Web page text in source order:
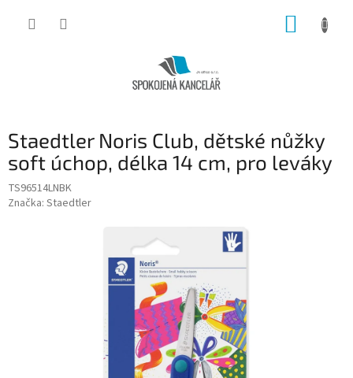
Staedtler Noris Club, dětské nůžky
soft úchop, délka 14 cm, pro leváky
TS96514LNBK
Značka: Staedtler